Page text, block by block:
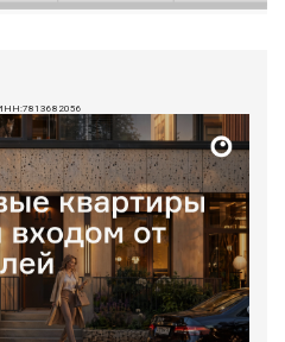
ИНН:7813682056